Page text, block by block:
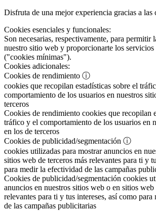
Disfruta de una mejor experiencia gracias a las
Cookies esenciales y funcionales:
Son necesarias, respectivamente, para permitir
nuestro sitio web y proporcionarte los servicios
("cookies mínimas").
Cookies adicionales:
Cookies de rendimiento ⓘ
cookies que recopilan estadísticas sobre el
comportamiento de los usuarios en nuestros
terceros
Cookies de rendimiento cookies que recopilan
tráfico y el comportamiento de los usuarios en
en los de terceros
Cookies de publicidad/segmentación ⓘ
cookies utilizadas para mostrar anuncios en
sitios web de terceros más relevantes para ti y
para medir la efectividad de las campañas
Cookies de publicidad/segmentación cookies
anuncios en nuestros sitios web o en sitios web
relevantes para ti y tus intereses, así como
de las campañas publicitarias